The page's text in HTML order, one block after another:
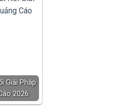
Giải Pháp
2026